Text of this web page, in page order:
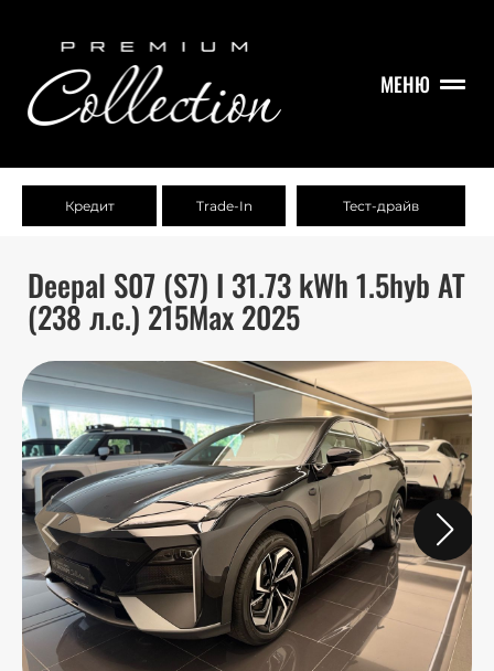
МЕНЮ
Кредит Trade-In Тест-драйв
Deepal S07 (S7) I 31.73 kWh 1.5hyb AT
(238 л.с.) 215Max 2025